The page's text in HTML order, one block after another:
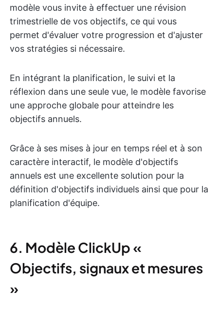
modèle vous invite à effectuer une révision
trimestrielle de vos objectifs, ce qui vous
permet d'évaluer votre progression et d'ajuster
vos stratégies si nécessaire.
En intégrant la planification, le suivi et la
réflexion dans une seule vue, le modèle favorise
une approche globale pour atteindre les
objectifs annuels.
Grâce à ses mises à jour en temps réel et à son
caractère interactif, le modèle d'objectifs
annuels est une excellente solution pour la
définition d'objectifs individuels ainsi que pour la
planification d'équipe.
6. Modèle ClickUp «
Objectifs, signaux et mesures
»